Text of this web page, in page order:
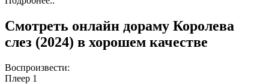
Смотреть онлайн дораму Королева
слез (2024) в хорошем качестве
Воспроизвести:
Плеер 1